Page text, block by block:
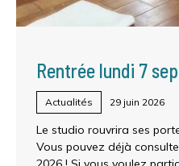
Rentrée lundi 7
Actualités 29 juin 2026
Le studio rouvrira ses
Vous pouvez déjà